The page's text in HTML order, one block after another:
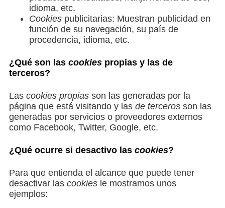
idioma, etc.
Cookies publicitarias: Muestran publicidad en
función de su navegación, su país de
procedencia, idioma, etc.
¿Qué son las cookies propias y las de
terceros?
Las cookies propias son las generadas por la
página que está visitando y las de terceros son las
generadas por servicios o proveedores externos
como Facebook, Twitter, Google, etc.
¿Qué ocurre si desactivo las cookies?
Para que entienda el alcance que puede tener
desactivar las cookies le mostramos unos
ejemplos: